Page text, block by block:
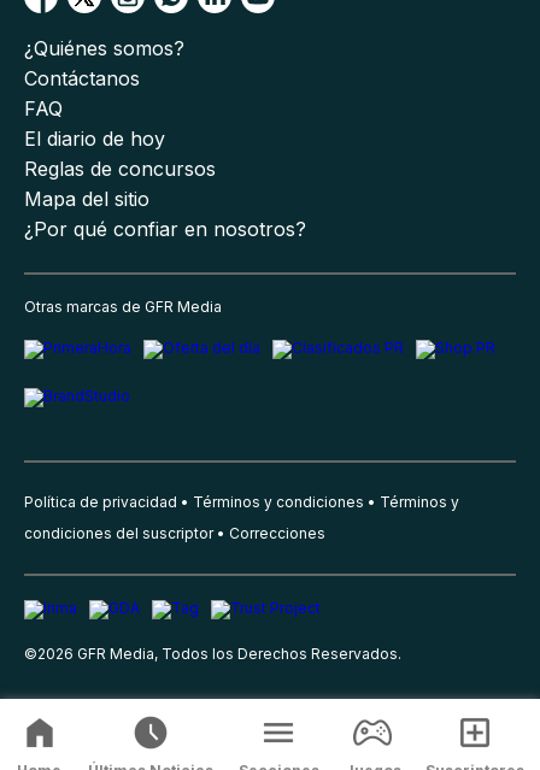
¿Quiénes somos?
Contáctanos
FAQ
El diario de hoy
Reglas de concursos
Mapa del sitio
¿Por qué confiar en nosotros?
Otras marcas de GFR Media
Política de privacidad Términos y condiciones
Términos y
condiciones del suscriptor
Correcciones
©2026 GFR Media, Todos los Derechos Reservados.